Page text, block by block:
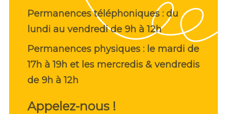
Permanences téléphoniques : du
lundi au vendredi de 9h à 12h
Permanences physiques : le mardi de
17h à 19h et les mercredis & vendredis
de 9h à 12h
Appelez-nous !